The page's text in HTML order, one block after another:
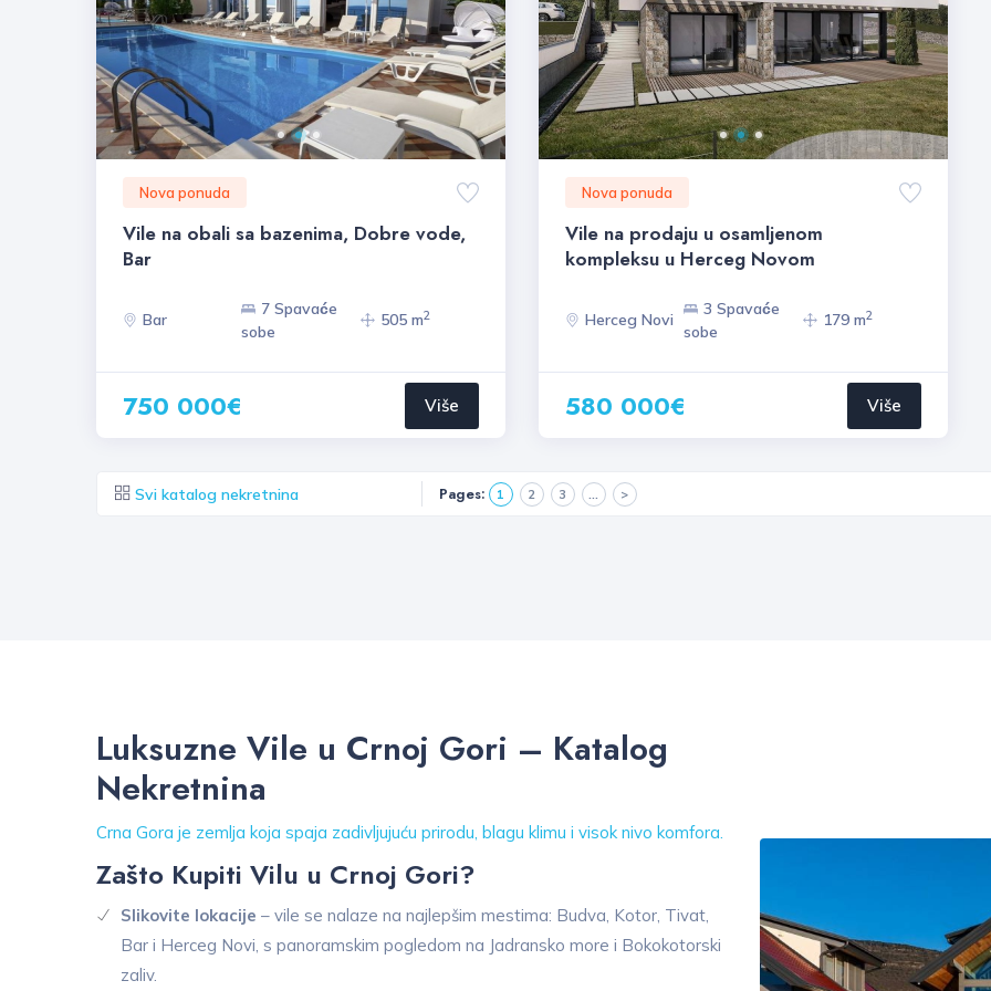
Nova ponuda
Vile na obali sa bazenima, Dobre vode,
Bar
Bar
7 Spavaće
sobe
505 m2
750 000€ Više
Nova ponuda
Vile na prodaju u osamljenom
kompleksu u Herceg Novom
Herceg Novi
3 Spavaće
sobe
179 m2
580 000€ Više
Svi katalog nekretnina Pages: 1 2 3 ... >
Luksuzne Vile u Crnoj Gori – Katalog
Nekretnina
Crna Gora je zemlja koja spaja zadivljujuću prirodu, blagu klimu i visok nivo komfora.
Zašto Kupiti Vilu u Crnoj Gori?
Slikovite lokacije – vile se nalaze na najlepšim mestima: Budva, Kotor, Tivat,
Bar i Herceg Novi, s panoramskim pogledom na Jadransko more i Bokokotorski
zaliv.